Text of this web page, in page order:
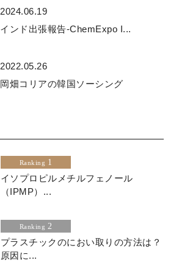
2024.06.19
インド出張報告-ChemExpo I...
2022.05.26
岡畑コリアの韓国ソーシング
Ranking 1
イソプロピルメチルフェノール
（IPMP）...
Ranking 2
プラスチックのにおい取りの方法は？
原因に...